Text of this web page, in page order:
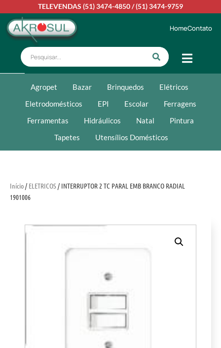
TELEVENDAS (51) 3474-4850/(51) 3474-9759
HomeContato
Agropet Bazar Brinquedos
Elétricos
Eletrodomésticos
EPI Escolar
Ferragens
Ferramentas
Hidráulicos Natal
Pintura
Tapetes
Utensílios Domésticos
Início/ ELETRICOS/ INTERRUPTOR 2 TC PARAL EMB BRANCO RADIAL
1901006